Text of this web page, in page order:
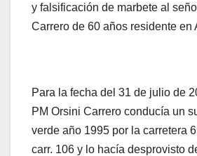
y falsificación de marbete al
Carrero de 60 años residente en
Para la fecha del 31 de julio de
PM Orsini Carrero conducía un
verde año 1995 por la carretera
carr. 106 y lo hacía desprovisto